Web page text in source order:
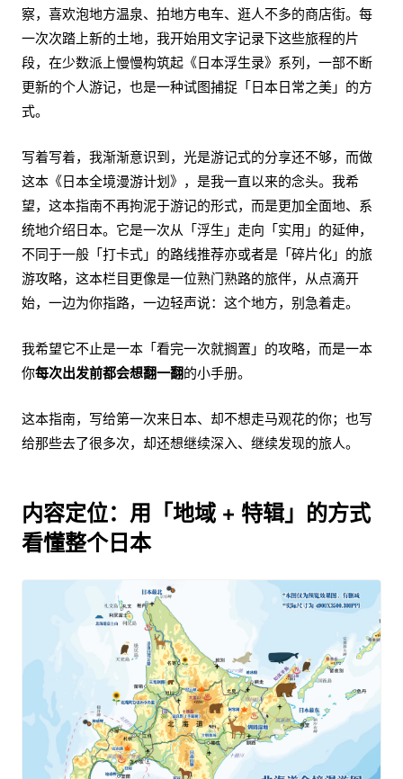
察，喜欢泡地方温泉、拍地方电车、逛人不多的商店街。每
一次次踏上新的土地，我开始用文字记录下这些旅程的片
段，在少数派上慢慢构筑起《日本浮生录》系列，一部不断
更新的个人游记，也是一种试图捕捉「日本日常之美」的方
式。
写着写着，我渐渐意识到，光是游记式的分享还不够，而做
这本《日本全境漫游计划》，是我一直以来的念头。我希
望，这本指南不再拘泥于游记的形式，而是更加全面地、系
统地介绍日本。它是一次从「浮生」走向「实用」的延伸，
不同于一般「打卡式」的路线推荐亦或者是「碎片化」的旅
游攻略，这本栏目更像是一位熟门熟路的旅伴，从点滴开
始，一边为你指路，一边轻声说：这个地方，别急着走。
我希望它不止是一本「看完一次就搁置」的攻略，而是一本
你每次出发前都会想翻一翻的小手册。
这本指南，写给第一次来日本、却不想走马观花的你；也写
给那些去了很多次，却还想继续深入、继续发现的旅人。
内容定位：用「地域 + 特辑」的方式
看懂整个日本